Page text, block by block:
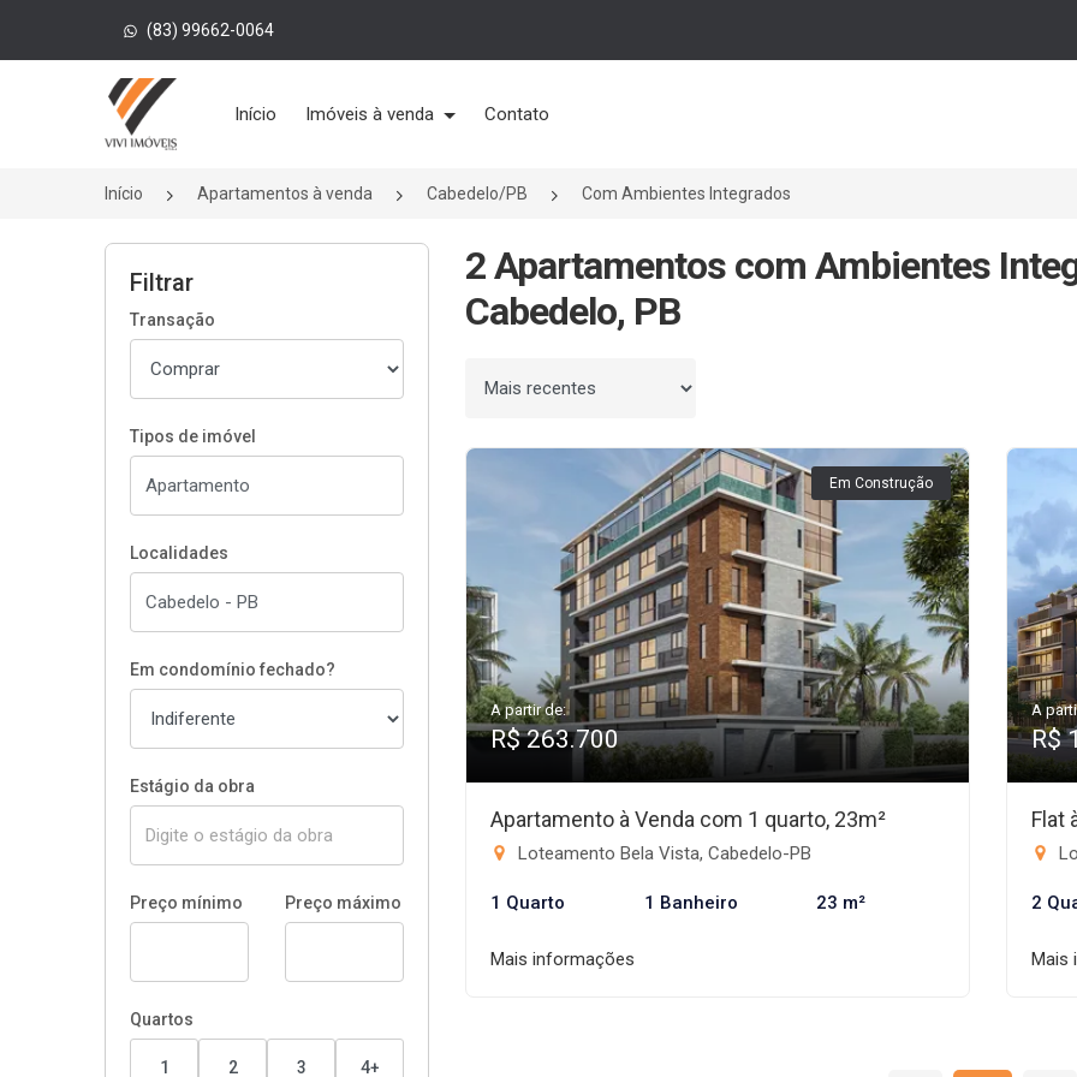
(83) 99662-0064
Página inicial
Início Imóveis à venda Contato
Início Apartamentos à venda Cabedelo/PB Com Ambientes Integrados
Filtrar
Transação
Tipos de imóvel
Localidades
Em condomínio fechado?
Estágio da obra
Preço mínimo Preço máximo
Quartos
1 2 3 4+
2 Apartamentos com Ambientes
Cabedelo, PB
Ordenar por
Em Construção
A partir de:
R$ 263.700
Apartamento à Venda com 1 quarto, 23m²
Loteamento Bela Vista, Cabedelo-PB
1 Quarto 1 Banheiro 23 m²
Mais informações
A
R$
Flat
2
Mais